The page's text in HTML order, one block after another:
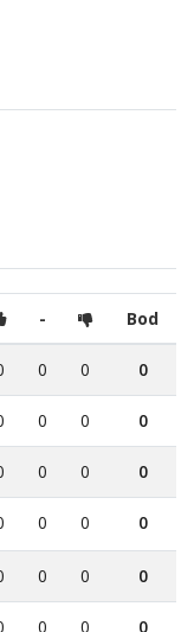
- Bod
0 0 0
0 0 0
0 0 0
0 0 0
0 0 0
0 0 0